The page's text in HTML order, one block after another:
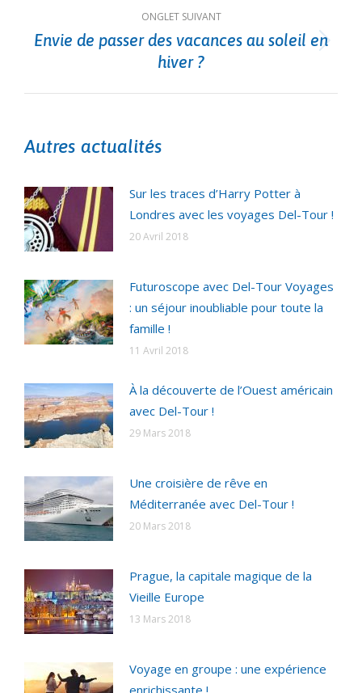
ONGLET SUIVANT
Onglet
suivant
Envie de passer des vacances au soleil en
hiver ?
Autres actualités
Sur les traces d’Harry Potter à
Londres avec les voyages Del-Tour !
20 Avril 2018
Futuroscope avec Del-Tour Voyages
: un séjour inoubliable pour toute la
famille !
11 Avril 2018
À la découverte de l’Ouest américain
avec Del-Tour !
29 Mars 2018
Une croisière de rêve en
Méditerranée avec Del-Tour !
20 Mars 2018
Prague, la capitale magique de la
Vieille Europe
13 Mars 2018
Voyage en groupe : une expérience
enrichissante !